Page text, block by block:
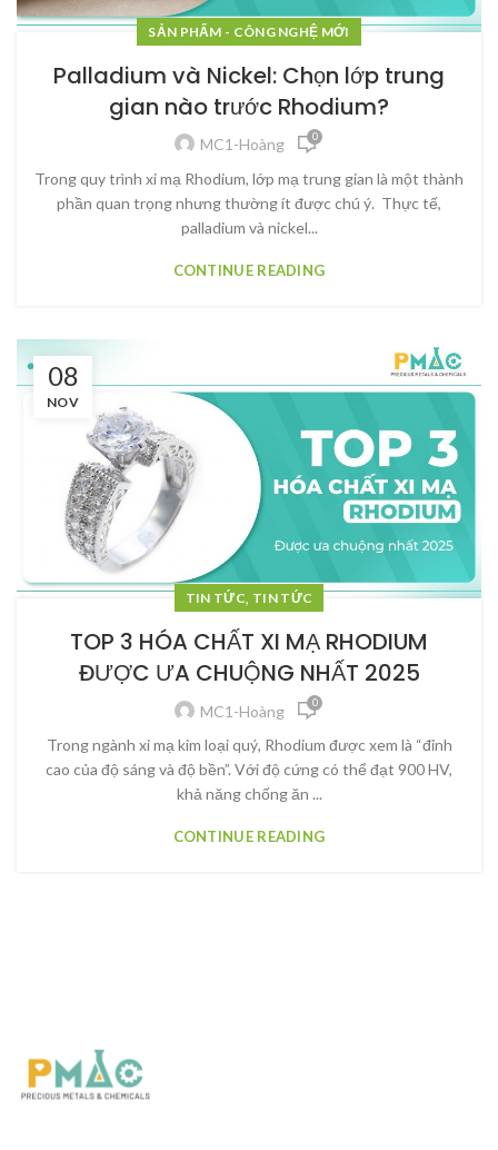
SẢN PHẨM - CÔNG NGHỆ MỚI
Palladium và Nickel: Chọn lớp trung
gian nào trước Rhodium?
MC1-Hoàng 0
Trong quy trình xi mạ Rhodium, lớp mạ trung gian là một thành
phần quan trọng nhưng thường ít được chú ý. Thực tế,
palladium và nickel...
CONTINUE READING
08
NOV
TIN TỨC, TIN TỨC
TOP 3 HÓA CHẤT XI MẠ RHODIUM
ĐƯỢC ƯA CHUỘNG NHẤT 2025
MC1-Hoàng 0
Trong ngành xi mạ kim loại quý, Rhodium được xem là “đỉnh
cao của độ sáng và độ bền”. Với độ cứng có thể đạt 900 HV,
khả năng chống ăn ...
CONTINUE READING